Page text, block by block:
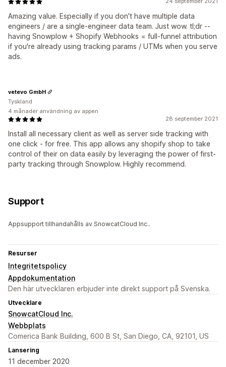
Amazing value. Especially if you don't have multiple data
engineers / are a single-engineer data team. Just wow. tl;dr --
having Snowplow + Shopify Webhooks = full-funnel attribution
if you're already using tracking params / UTMs when you serve
ads.
28 september 2021
Install all necessary client as well as server side tracking with
one click - for free. This app allows any shopify shop to take
control of their on data easily by leveraging the power of first-
party tracking through Snowplow. Highly recommend.
vetevo GmbH
Tyskland
4 månader användning av appen
Support
Appsupport tillhandahålls av SnowcatCloud Inc..
Resurser
Integritetspolicy
Appdokumentation
Den här utvecklaren erbjuder inte direkt support på Svenska.
Utvecklare
SnowcatCloud Inc.
Webbplats
Comerica Bank Building, 600 B St, San Diego, CA, 92101, US
Lansering
11 december 2020